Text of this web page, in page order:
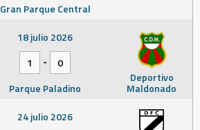
Gran Parque Central
Deportivo
Maldonado
18 julio 2026
1
-
0
Parque Paladino
24 julio 2026